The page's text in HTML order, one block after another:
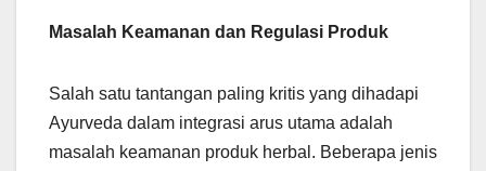
Masalah Keamanan dan Regulasi Produk
Salah satu tantangan paling kritis yang dihadapi
Ayurveda dalam integrasi arus utama adalah
masalah keamanan produk herbal. Beberapa jenis